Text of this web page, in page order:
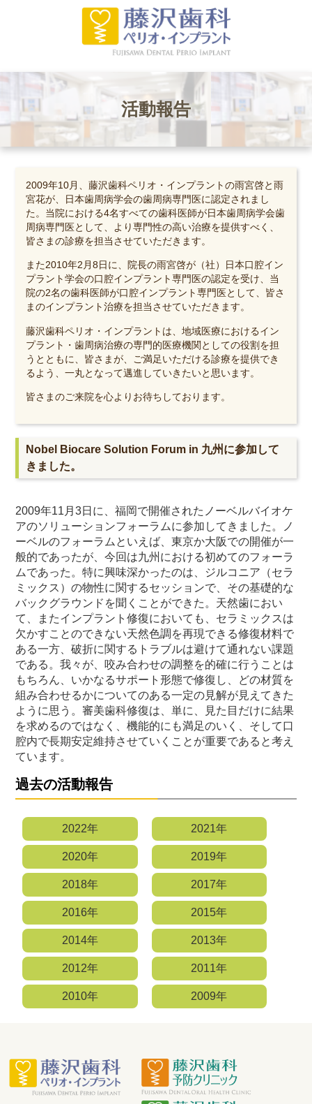
活動報告
2009年10月、藤沢歯科ペリオ・インプラントの雨宮啓と雨
宮花が、日本歯周病学会の歯周病専門医に認定されまし
た。当院における4名すべての歯科医師が日本歯周病学会歯
周病専門医として、より専門性の高い治療を提供すべく、
皆さまの診療を担当させていただきます。
また2010年2月8日に、院長の雨宮啓が（社）日本口腔イン
プラント学会の口腔インプラント専門医の認定を受け、当
院の2名の歯科医師が口腔インプラント専門医として、皆さ
まのインプラント治療を担当させていただきます。
藤沢歯科ペリオ・インプラントは、地域医療におけるイン
プラント・歯周病治療の専門的医療機関としての役割を担
うとともに、皆さまが、ご満足いただける診療を提供でき
るよう、一丸となって邁進していきたいと思います。
皆さまのご来院を心よりお待ちしております。
Nobel Biocare Solution Forum in 九州に参加して
きました。
2009年11月3日に、福岡で開催されたノーベルバイオケ
アのソリューションフォーラムに参加してきました。ノ
ーベルのフォーラムといえば、東京か大阪での開催が一
般的であったが、今回は九州における初めてのフォーラ
ムであった。特に興味深かったのは、ジルコニア（セラ
ミックス）の物性に関するセッションで、その基礎的な
バックグラウンドを聞くことができた。天然歯におい
て、またインプラント修復においても、セラミックスは
欠かすことのできない天然色調を再現できる修復材料で
ある一方、破折に関するトラブルは避けて通れない課題
である。我々が、咬み合わせの調整を的確に行うことは
もちろん、いかなるサポート形態で修復し、どの材質を
組み合わせるかについてのある一定の見解が見えてきた
ように思う。審美歯科修復は、単に、見た目だけに結果
を求めるのではなく、機能的にも満足のいく、そして口
腔内で長期安定維持させていくことが重要であると考え
ています。
過去の活動報告
2022年 2021年
2020年 2019年
2018年 2017年
2016年 2015年
2014年 2013年
2012年 2011年
2010年 2009年